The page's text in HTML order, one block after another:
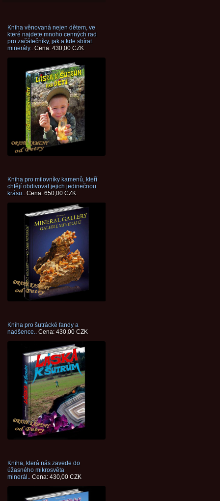
Kniha věnovaná nejen dětem, ve
které najdete mnoho cenných rad
pro začátečníky, jak a kde sbírat
minerály.. Cena: 430,00 CZK
Kniha pro milovníky kamenů, kteří
chtějí obdivovat jejich jedinečnou
krásu.. Cena: 650,00 CZK
Kniha pro šutrácké fandy a
nadšence.. Cena: 430,00 CZK
Kniha, která nás zavede do
úžasného mikrosvěta
minerál.. Cena: 430,00 CZK